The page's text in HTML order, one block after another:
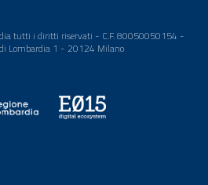
tutti i diritti riservati - C.F. 80050050154 -
Lombardia 1 - 20124 Milano